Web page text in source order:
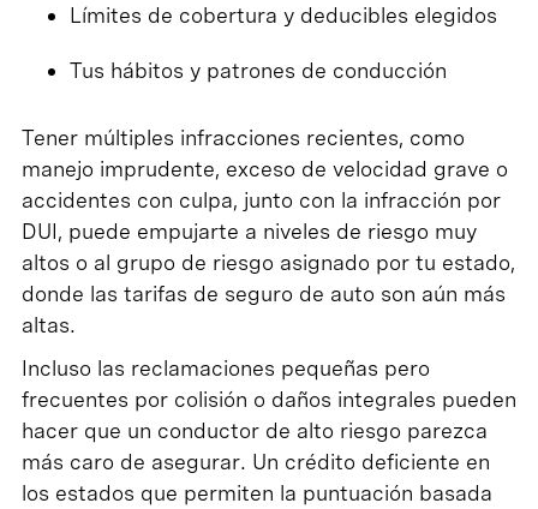
Límites de cobertura y deducibles elegidos
Tus hábitos y patrones de conducción
Tener múltiples infracciones recientes, como
manejo imprudente, exceso de velocidad grave o
accidentes con culpa, junto con la infracción por
DUI, puede empujarte a niveles de riesgo muy
altos o al grupo de riesgo asignado por tu estado,
donde las tarifas de seguro de auto son aún más
altas.
Incluso las reclamaciones pequeñas pero
frecuentes por colisión o daños integrales pueden
hacer que un conductor de alto riesgo parezca
más caro de asegurar. Un crédito deficiente en
los estados que permiten la puntuación basada